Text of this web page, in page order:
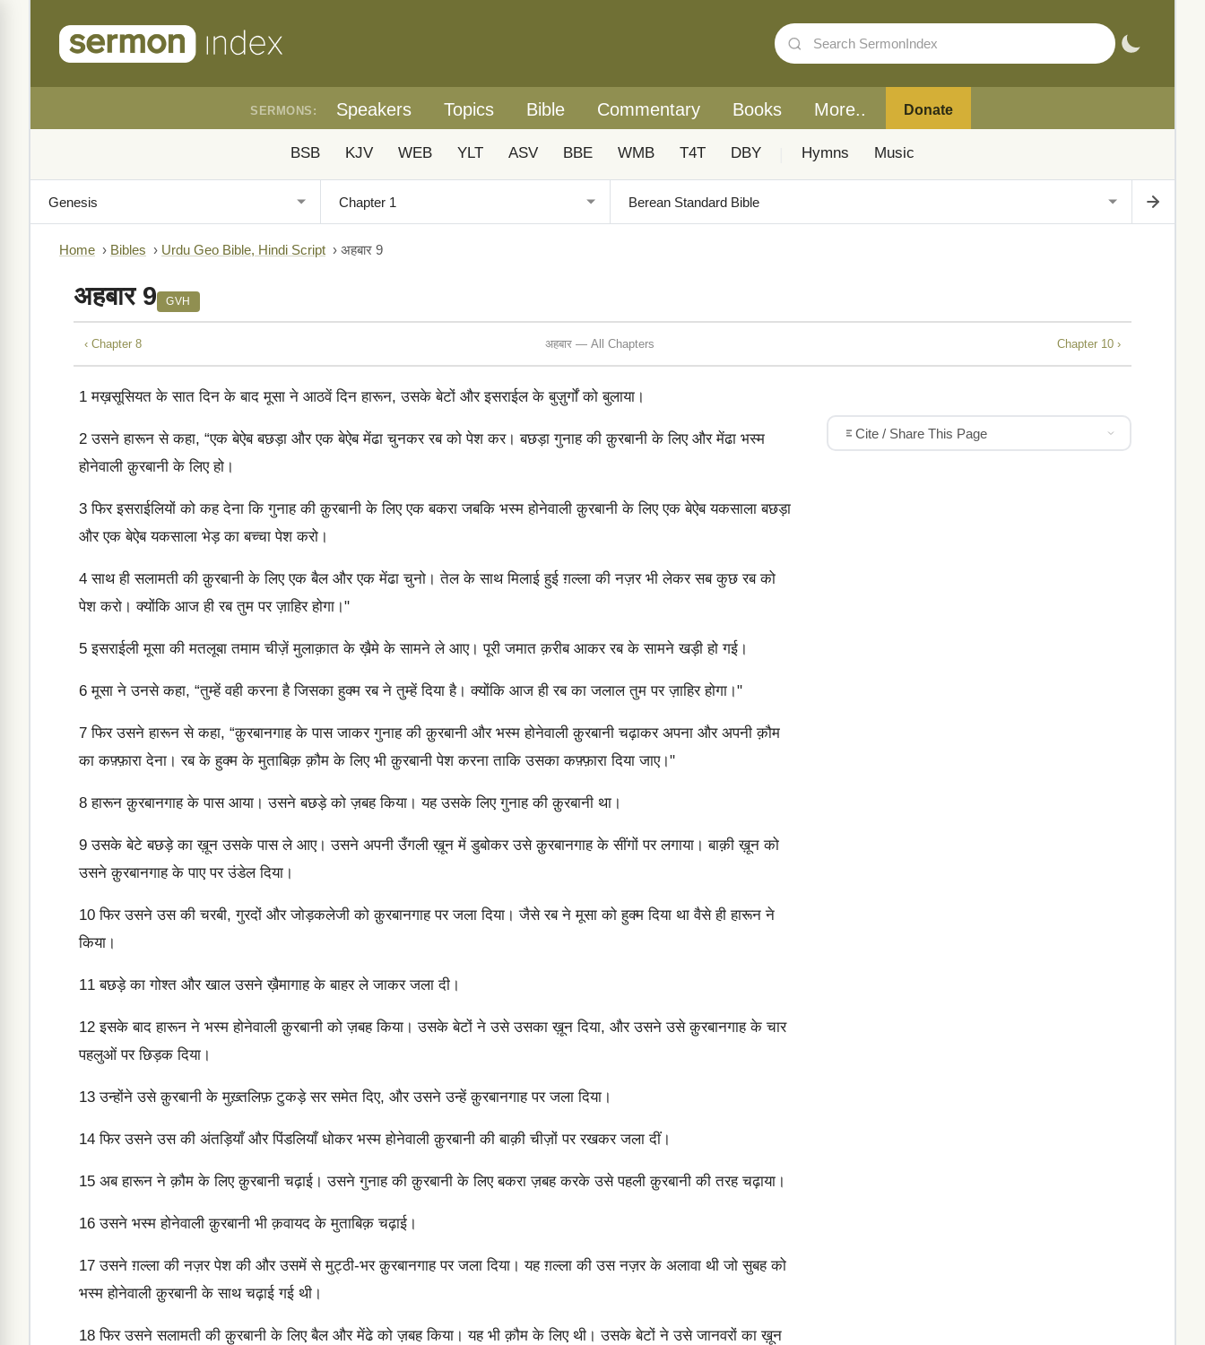
SERMONS: Speakers Topics Bible Commentary Books More.. Donate
BSB KJV WEB YLT ASV BBE WMB T4T DBY Hymns Music
Home › Bibles › Urdu Geo Bible, Hindi Script › अहबार 9
अहबार 9 GVH
‹ Chapter 8 अहबार — All Chapters Chapter 10 ›
1 मख़सूसियत के सात दिन के बाद मूसा ने आठवें दिन हारून, उसके बेटों और इसराईल के बुज़ुर्गों को बुलाया।
2 उसने हारून से कहा, “एक बेऐब बछड़ा और एक बेऐब मेंढा चुनकर रब को पेश कर। बछड़ा गुनाह की क़ुरबानी के लिए और मेंढा भस्म
होनेवाली क़ुरबानी के लिए हो।
3 फिर इसराईलियों को कह देना कि गुनाह की क़ुरबानी के लिए एक बकरा जबकि भस्म होनेवाली क़ुरबानी के लिए एक बेऐब यकसाला बछड़ा
और एक बेऐब यकसाला भेड़ का बच्चा पेश करो।
4 साथ ही सलामती की क़ुरबानी के लिए एक बैल और एक मेंढा चुनो। तेल के साथ मिलाई हुई ग़ल्ला की नज़र भी लेकर सब कुछ रब को
पेश करो। क्योंकि आज ही रब तुम पर ज़ाहिर होगा।"
5 इसराईली मूसा की मतलूबा तमाम चीज़ें मुलाक़ात के ख़ैमे के सामने ले आए। पूरी जमात क़रीब आकर रब के सामने खड़ी हो गई।
6 मूसा ने उनसे कहा, “तुम्हें वही करना है जिसका हुक्म रब ने तुम्हें दिया है। क्योंकि आज ही रब का जलाल तुम पर ज़ाहिर होगा।"
7 फिर उसने हारून से कहा, “क़ुरबानगाह के पास जाकर गुनाह की क़ुरबानी और भस्म होनेवाली क़ुरबानी चढ़ाकर अपना और अपनी क़ौम
का कफ़्फ़ारा देना। रब के हुक्म के मुताबिक़ क़ौम के लिए भी क़ुरबानी पेश करना ताकि उसका कफ़्फ़ारा दिया जाए।"
8 हारून क़ुरबानगाह के पास आया। उसने बछड़े को ज़बह किया। यह उसके लिए गुनाह की क़ुरबानी था।
9 उसके बेटे बछड़े का ख़ून उसके पास ले आए। उसने अपनी उँगली ख़ून में डुबोकर उसे क़ुरबानगाह के सींगों पर लगाया। बाक़ी ख़ून को
उसने क़ुरबानगाह के पाए पर उंडेल दिया।
10 फिर उसने उस की चरबी, गुरदों और जोड़कलेजी को क़ुरबानगाह पर जला दिया। जैसे रब ने मूसा को हुक्म दिया था वैसे ही हारून ने
किया।
11 बछड़े का गोश्त और खाल उसने ख़ैमागाह के बाहर ले जाकर जला दी।
12 इसके बाद हारून ने भस्म होनेवाली क़ुरबानी को ज़बह किया। उसके बेटों ने उसे उसका ख़ून दिया, और उसने उसे क़ुरबानगाह के चार
पहलुओं पर छिड़क दिया।
13 उन्होंने उसे क़ुरबानी के मुख़्तलिफ़ टुकड़े सर समेत दिए, और उसने उन्हें क़ुरबानगाह पर जला दिया।
14 फिर उसने उस की अंतड़ियाँ और पिंडलियाँ धोकर भस्म होनेवाली क़ुरबानी की बाक़ी चीज़ों पर रखकर जला दीं।
15 अब हारून ने क़ौम के लिए क़ुरबानी चढ़ाई। उसने गुनाह की क़ुरबानी के लिए बकरा ज़बह करके उसे पहली क़ुरबानी की तरह चढ़ाया।
16 उसने भस्म होनेवाली क़ुरबानी भी क़वायद के मुताबिक़ चढ़ाई।
17 उसने ग़ल्ला की नज़र पेश की और उसमें से मुट्ठी-भर क़ुरबानगाह पर जला दिया। यह ग़ल्ला की उस नज़र के अलावा थी जो सुबह को
भस्म होनेवाली क़ुरबानी के साथ चढ़ाई गई थी।
18 फिर उसने सलामती की क़ुरबानी के लिए बैल और मेंढे को ज़बह किया। यह भी क़ौम के लिए थी। उसके बेटों ने उसे जानवरों का ख़ून
Cite / Share This Page